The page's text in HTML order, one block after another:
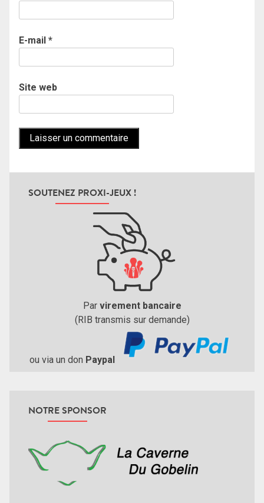
E-mail *
Site web
SOUTENEZ PROXI-JEUX !
Par virement bancaire
(RIB transmis sur demande)
ou via un don Paypal
NOTRE SPONSOR